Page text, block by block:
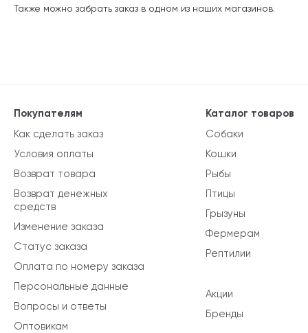
Также можно забрать заказ в одном из наших магазинов.
Каталог товаров
Собаки
Кошки
Рыбы
Птицы
Грызуны
Фермерам
Рептилии
Акции
Бренды
Покупателям
Как сделать заказ
Условия оплаты
Возврат товара
Возврат денежных
средств
Изменение заказа
Статус заказа
Оплата по номеру заказа
Персональные данные
Вопросы и ответы
Оптовикам